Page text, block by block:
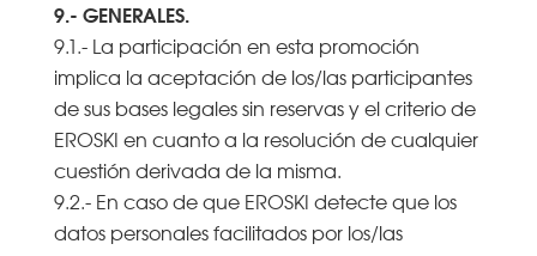
9.- GENERALES.
9.1.- La participación en esta promoción
implica la aceptación de los/las participantes
de sus bases legales sin reservas y el criterio de
EROSKI en cuanto a la resolución de cualquier
cuestión derivada de la misma.
9.2.- En caso de que EROSKI detecte que los
datos personales facilitados por los/las